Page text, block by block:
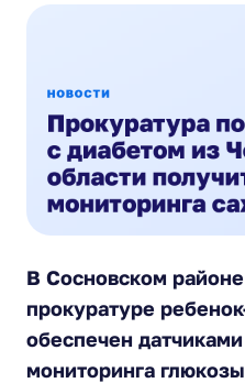
В Сосновском
прокуратуре
обеспечен
мониторинга